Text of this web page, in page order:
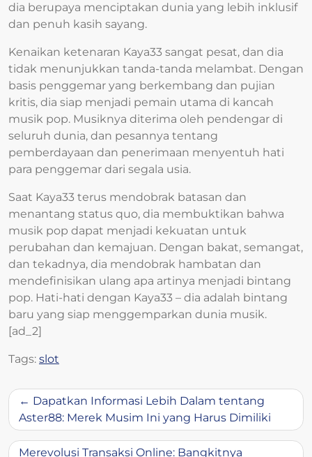
dia berupaya menciptakan dunia yang lebih inklusif
dan penuh kasih sayang.
Kenaikan ketenaran Kaya33 sangat pesat, dan dia
tidak menunjukkan tanda-tanda melambat. Dengan
basis penggemar yang berkembang dan pujian
kritis, dia siap menjadi pemain utama di kancah
musik pop. Musiknya diterima oleh pendengar di
seluruh dunia, dan pesannya tentang
pemberdayaan dan penerimaan menyentuh hati
para penggemar dari segala usia.
Saat Kaya33 terus mendobrak batasan dan
menantang status quo, dia membuktikan bahwa
musik pop dapat menjadi kekuatan untuk
perubahan dan kemajuan. Dengan bakat, semangat,
dan tekadnya, dia mendobrak hambatan dan
mendefinisikan ulang apa artinya menjadi bintang
pop. Hati-hati dengan Kaya33 – dia adalah bintang
baru yang siap menggemparkan dunia musik.
[ad_2]
Tags: slot
Post
navigation
Dapatkan Informasi Lebih Dalam tentang
Aster88: Merek Musim Ini yang Harus Dimiliki
Merevolusi Transaksi Online: Bangkitnya